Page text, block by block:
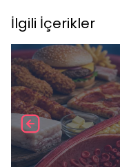
İlgili İçerikler